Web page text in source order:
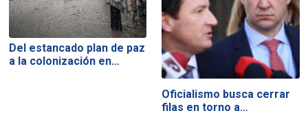
Del estancado plan de paz
a la colonización en…
Oficialismo busca cerrar
filas en torno a…